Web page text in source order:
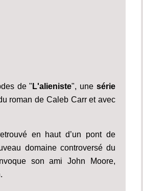
de " L'alieniste", unesérie
roman de Caleb Carr et avec
en haut d’un pont de
domaine controversé du
son ami John Moore,